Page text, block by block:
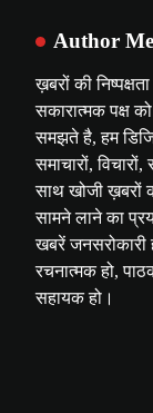
Author
ख़बरों की
सकारात्मक पक्ष
समझते है, हम
समाचारों,
साथ खोजी ख़बरों
सामने लाने का
खबरें जनसरोकारी
रचनात्मक हो,
सहायक हो।